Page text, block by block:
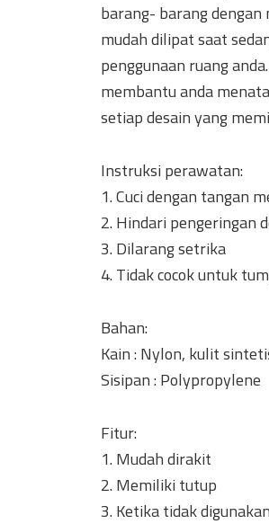
barang- barang dengan
mudah dilipat saat
penggunaan ruang
membantu anda
setiap desain yang
Instruksi perawatan:
1. Cuci dengan tangan
2. Hindari pengeringan
3. Dilarang setrika
4. Tidak cocok untuk
Bahan:
Kain : Nylon, kulit
Sisipan : Polypropylene
Fitur:
1. Mudah dirakit
2. Memiliki tutup
3. Ketika tidak